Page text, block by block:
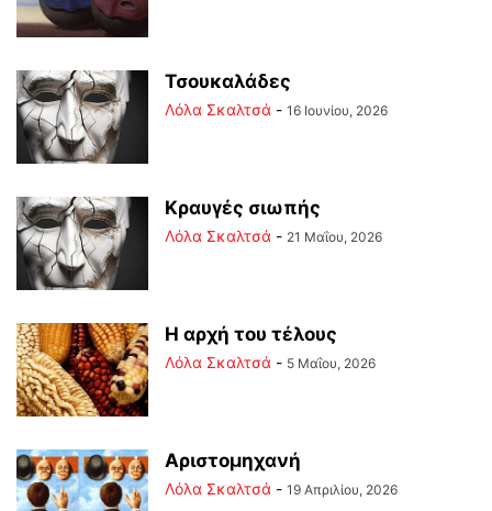
Τσουκαλάδες
Λόλα Σκαλτσά - 16 Ιουνίου, 2026
Κραυγές σιωπής
Λόλα Σκαλτσά - 21 Μαΐου, 2026
Η αρχή του τέλους
Λόλα Σκαλτσά - 5 Μαΐου, 2026
Αριστομηχανή
Λόλα Σκαλτσά - 19 Απριλίου, 2026